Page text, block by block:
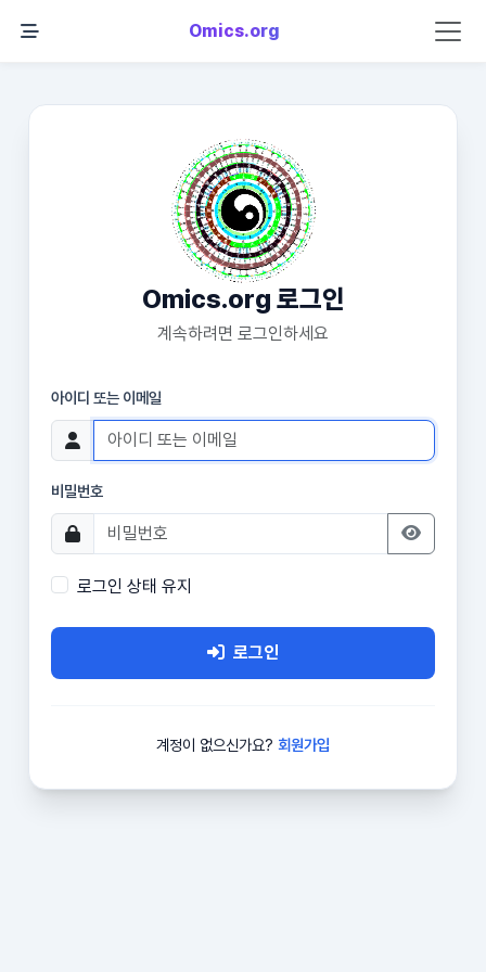
Omics.org
Omics.org 로그인
계속하려면 로그인하세요
아이디 또는 이메일
비밀번호
로그인 상태 유지
로그인
계정이 없으신가요? 회원가입